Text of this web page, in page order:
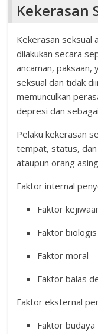
Kekerasan
Kekerasan seksual
dilakukan secara
ancaman, paksaan,
seksual dan tidak
memunculkan
depresi dan
Pelaku kekerasan
tempat, status, dan
ataupun orang
Faktor internal
Faktor
Faktor biologis
Faktor moral
Faktor balas
Faktor eksternal
Faktor budaya